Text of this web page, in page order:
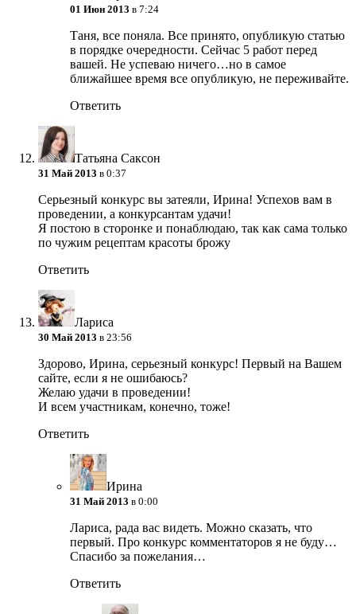
01 Июн 2013 в 7:24
Таня, все поняла. Все принято, опубликую статью
в порядке очередности. Сейчас 5 работ перед
вашей. Не успеваю ничего…но в самое
ближайшее время все опубликую, не переживайте.
Ответить
Татьяна Саксон
31 Май 2013 в 0:37
Серьезный конкурс вы затеяли, Ирина! Успехов вам в
проведении, а конкурсантам удачи!
Я постою в сторонке и понаблюдаю, так как сама только
по чужим рецептам красоты брожу
Ответить
Лариса
30 Май 2013 в 23:56
Здорово, Ирина, серьезный конкурс! Первый на Вашем
сайте, если я не ошибаюсь?
Желаю удачи в проведении!
И всем участникам, конечно, тоже!
Ответить
Ирина
31 Май 2013 в 0:00
Лариса, рада вас видеть. Можно сказать, что
первый. Про конкурс комментаторов я не буду…
Спасибо за пожелания…
Ответить